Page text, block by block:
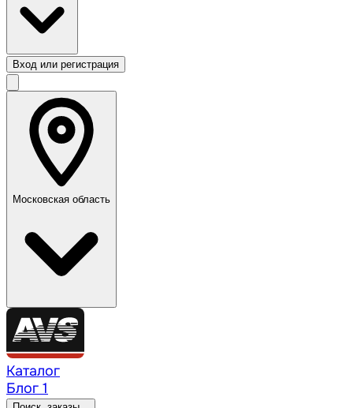
Вход или регистрация
Московская область
Каталог
Блог 1